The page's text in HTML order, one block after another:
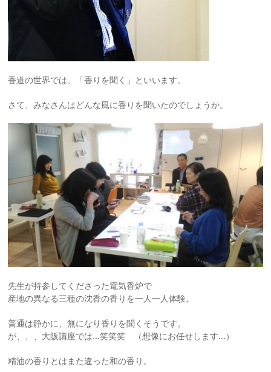
香道の世界では、「香りを聞く」といいます。
さて、みなさんはどんな風に香りを聞いたのでしょうか。
先生が持参してくださった電気香炉で
産地の異なる三種の沈香の香りを一人一人体験。
普通は静かに、無になり香りを聞くそうです。
が、、、大阪講座では…笑笑笑 （想像にお任せします…）
精油の香りとはまた違った和の香り。